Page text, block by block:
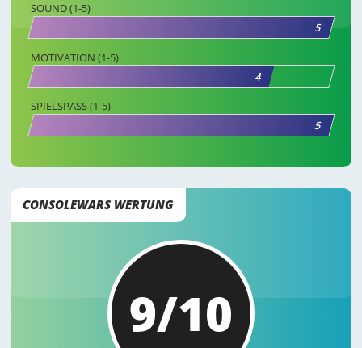
SOUND (1-5)
5
MOTIVATION (1-5)
4
SPIELSPASS (1-5)
5
CONSOLEWARS WERTUNG
9/10